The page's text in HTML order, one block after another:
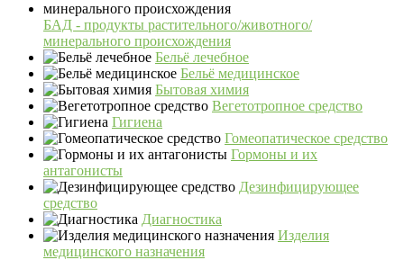
БАД - продукты растительного/животного/
минерального происхождения
Бельё лечебное
Бельё медицинское
Бытовая химия
Вегетотропное средство
Гигиена
Гомеопатическое средство
Гормоны и их
антагонисты
Дезинфицирующее
средство
Диагностика
Изделия
медицинского назначения